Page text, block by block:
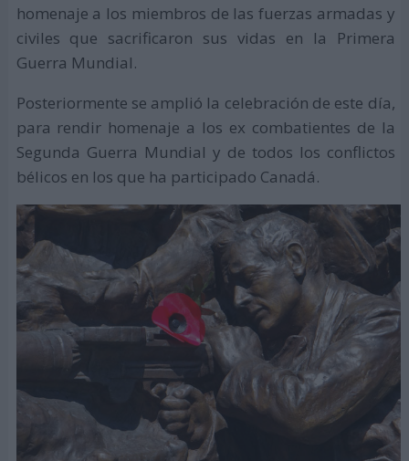
homenaje a los miembros de las fuerzas armadas y
civiles que sacrificaron sus vidas en la Primera
Guerra Mundial.
Posteriormente se amplió la celebración de este día,
para rendir homenaje a los ex combatientes de la
Segunda Guerra Mundial y de todos los conflictos
bélicos en los que ha participado Canadá.